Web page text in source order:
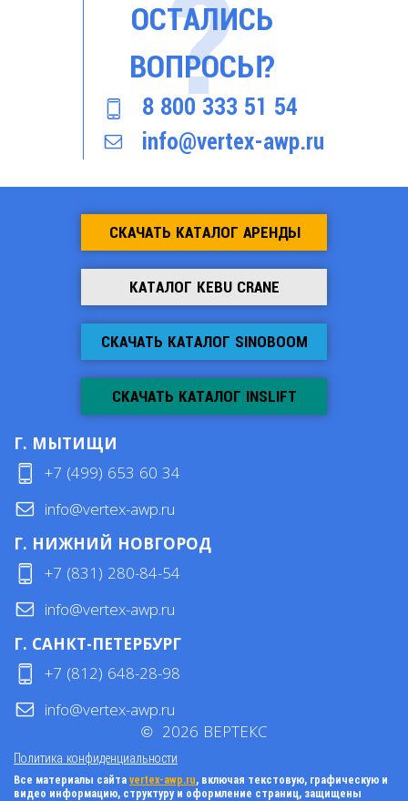
ОСТАЛИСЬ
ВОПРОСЫ?
8 800 333 51 54
info@vertex-awp.ru
СКАЧАТЬ КАТАЛОГ АРЕНДЫ
КАТАЛОГ KEBU CRANE
СКАЧАТЬ КАТАЛОГ SINOBOOM
СКАЧАТЬ КАТАЛОГ INSLIFT
Г. МЫТИЩИ
+7 (499) 653 60 34
info@vertex-awp.ru
Г. НИЖНИЙ НОВГОРОД
+7 (831) 280-84-54
info@vertex-awp.ru
Г. САНКТ-ПЕТЕРБУРГ
+7 (812) 648-28-98
info@vertex-awp.ru
Политика конфиденциальности
© 2026 ВЕРТЕКС
Все материалы сайта vertex-awp.ru, включая текстовую, графическую и
видео информацию, структуру и оформление страниц, защищены